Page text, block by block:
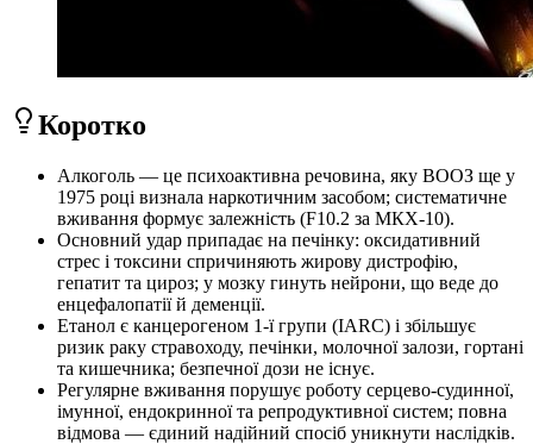
Коротко
Алкоголь — це психоактивна речовина, яку ВООЗ ще у
1975 році визнала наркотичним засобом; систематичне
вживання формує залежність (F10.2 за МКХ-10).
Основний удар припадає на печінку: оксидативний
стрес і токсини спричиняють жирову дистрофію,
гепатит та цироз; у мозку гинуть нейрони, що веде до
енцефалопатії й деменції.
Етанол є канцерогеном 1-ї групи (IARC) і збільшує
ризик раку стравоходу, печінки, молочної залози, гортані
та кишечника; безпечної дози не існує.
Регулярне вживання порушує роботу серцево-судинної,
імунної, ендокринної та репродуктивної систем; повна
відмова — єдиний надійний спосіб уникнути наслідків.